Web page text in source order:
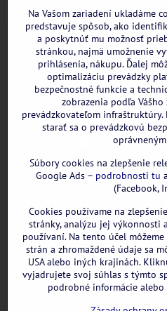
IBAN:
Nie sme platcami DPH
Všetky uvedené ceny sú vrátane
Na Vašom zariadení ukladáme
predstavuje spôsob, ako
a poskytnúť mu možnosť
stránkou, najmä umožnenie
prihlásenia, nákupu. Ďalej
optimalizáciu prevádzky
bezpečnostné funkcie a
zobrazenia podľa
prevádzkovateľom
starať sa o prevádzkovú
Súbory cookies na zlepšenie
Google Ads – podrobnosti tu
(Facebook,
Cookies používame na
stránky, analýzu jej výkonnosti
používaní. Na tento účel
strán a zhromaždené údaje sa
USA alebo iných krajinách.
vyjadrujete svoj súhlas s týmto
podrobné informácie